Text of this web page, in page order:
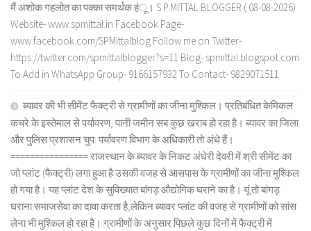
मैं अशोक गहलोत का पक्का समर्थक हंू। S.P.MITTAL BLOGGER ( 08-08-2026)
Website- www.spmittal.in Facebook Page-
www.facebook.com/SPMittalblog Follow me on Twitter-
https://twitter.com/spmittalblogger?s=11 Blog- spmittal.blogspot.com
To Add in WhatsApp Group- 9166157932 To Contact- 9829071511
ब्यावर की भी सीमेंट फैक्ट्री से ग्रामीणों का जीना मुश्किल। प्रतिबंधित केमिकल
कचरे के इस्तेमाल से पर्यावरण, पानी जमीन सब कुछ खराब हो रहा है। ब्यावर का जिला
और पुलिस प्रशासन चुप: पर्यावरण विभाग के अधिकारी तो अंधे हैं।
================ राजस्थान के ब्यावर के निकट अंधेरी देवरी में श्री सीमेंट का
जो प्लांट (फैक्ट्री) लगा हुआ है उसकी वजह से आसपास के ग्रामीणों का जीना मुश्किल
हो गया है। यह प्लांट देश के सुविख्यात बांगड़ औद्योगिक घराने का है। यूं तो बांगड़
घराना समाजसेवा का दावा करता है,लेकिन ब्यावर प्लांट की वजह से ग्रामीणों को सांस
लेना भी मुश्किल हो रहा है। ग्रामीणों के अनुसार पिछले कुछ दिनों में फैक्ट्री में